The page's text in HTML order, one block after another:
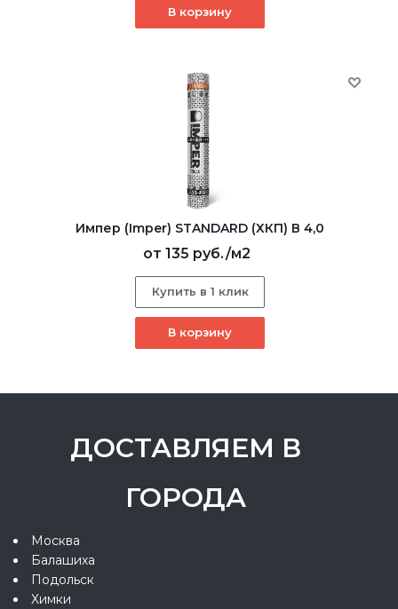
В корзину
Импер (Imper) STANDARD (ХКП) В 4,0
от 135 руб./м2
Купить в 1 клик
В корзину
ДОСТАВЛЯЕМ В
ГОРОДА
Москва
Балашиха
Подольск
Химки